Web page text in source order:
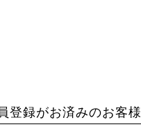
登録がお済みのお客様